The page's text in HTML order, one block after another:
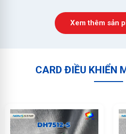
Xem thêm sản
CARD ĐIỀU KHIỂN